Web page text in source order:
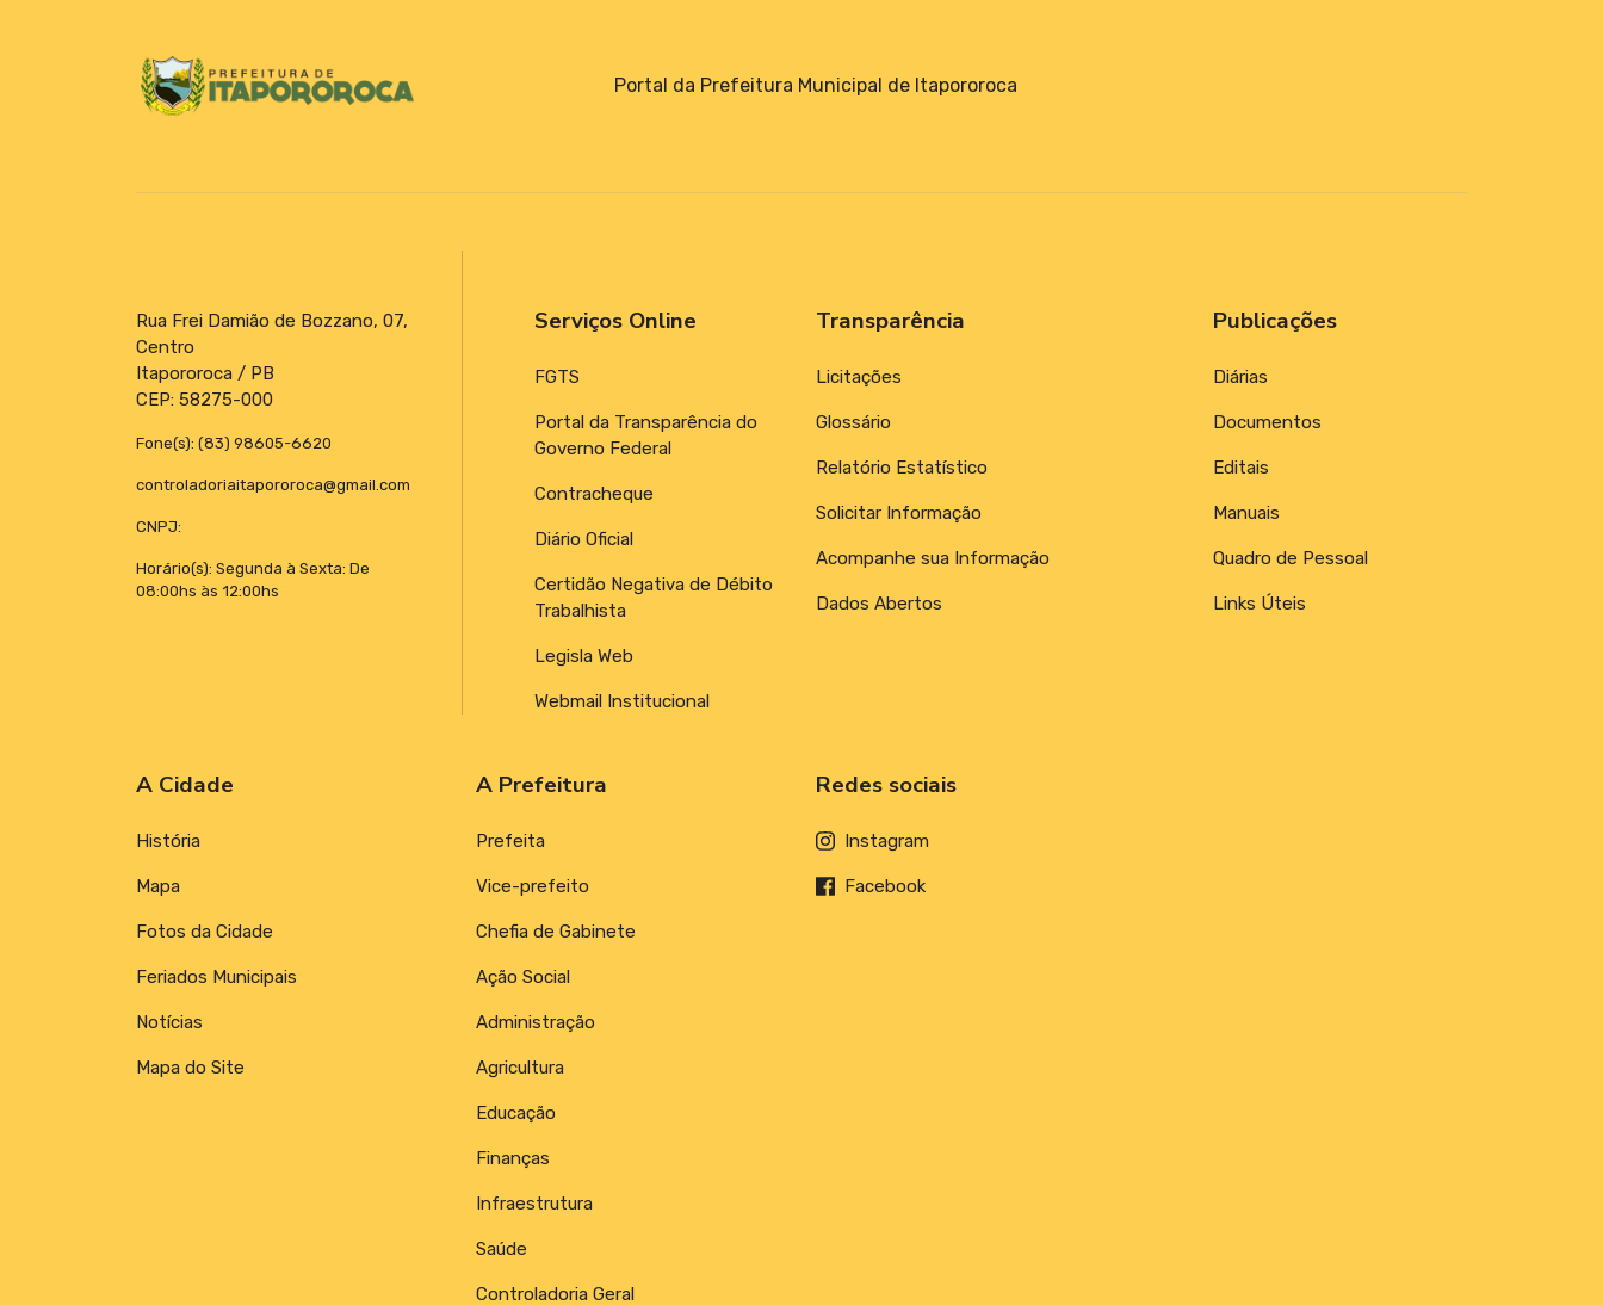
Portal da Prefeitura Municipal de Itapororoca
Rua Frei Damião de Bozzano, 07,
Centro
Itapororoca / PB
CEP: 58275-000
Fone(s): (83) 98605-6620
controladoriaitapororoca@gmail.com
CNPJ:
Horário(s): Segunda à Sexta: De
08:00hs às 12:00hs
Serviços Online
FGTS
Portal da Transparência do
Governo Federal
Contracheque
Diário Oficial
Certidão Negativa de Débito
Trabalhista
Legisla Web
Webmail Institucional
Transparência
Licitações
Glossário
Relatório Estatístico
Solicitar Informação
Acompanhe sua Informação
Dados Abertos
Publicações
Diárias
Documentos
Editais
Manuais
Quadro de Pessoal
Links Úteis
A Cidade
História
Mapa
Fotos da Cidade
Feriados Municipais
Notícias
Mapa do Site
A Prefeitura
Prefeita
Vice-prefeito
Chefia de Gabinete
Ação Social
Administração
Agricultura
Educação
Finanças
Infraestrutura
Saúde
Controladoria Geral
Redes sociais
Instagram
Facebook